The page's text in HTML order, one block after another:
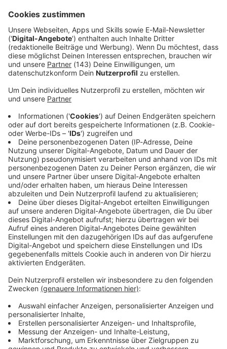
ANTENNE Rock-Newsletter. Ob Musiknews,
Interviews, Quizspaß oder unsere neuesten Aktionen -
wir informieren dich.
Zum Newsletter anmelden
Du möchtest uns etwas sagen?
Studio Hotline
Kontaktformular
Sprachnachricht
Freddie Mercury: 10 Fakten über den Queen-
Sänger
Freddie Mercury: Er war ein Showman, eine Kultfigur,
eine Rock-Legende. Wir feiern den Queen-Sänger mit
zehn spannenden Fakten zum Durchklicken.